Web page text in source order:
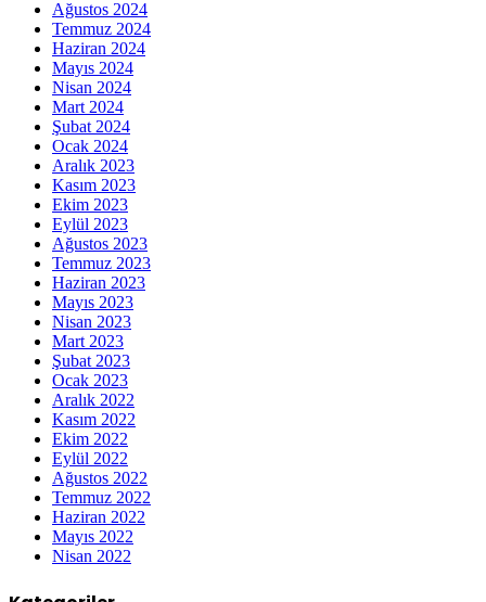
Ağustos 2024
Temmuz 2024
Haziran 2024
Mayıs 2024
Nisan 2024
Mart 2024
Şubat 2024
Ocak 2024
Aralık 2023
Kasım 2023
Ekim 2023
Eylül 2023
Ağustos 2023
Temmuz 2023
Haziran 2023
Mayıs 2023
Nisan 2023
Mart 2023
Şubat 2023
Ocak 2023
Aralık 2022
Kasım 2022
Ekim 2022
Eylül 2022
Ağustos 2022
Temmuz 2022
Haziran 2022
Mayıs 2022
Nisan 2022